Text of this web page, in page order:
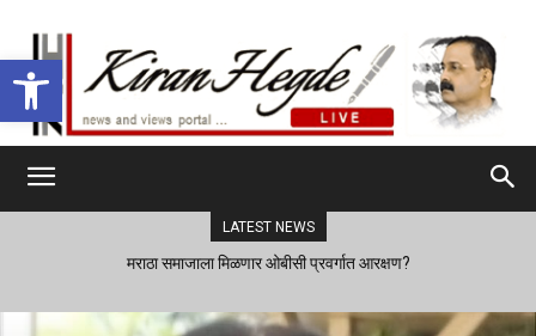
Open toolbar
LATEST NEWS
मराठा समाजाला मिळणार ओबीसी प्रवर्गात आरक्षण?